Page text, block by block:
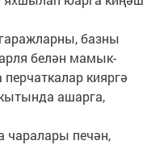
базны
белән мамык-
кияргә
ашарга,
чаралары печән,